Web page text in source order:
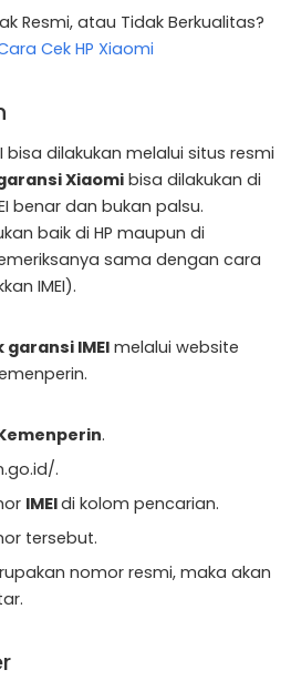
Resmi, atau Tidak Berkualitas?
Cek HP Xiaomi
bisa dilakukan melalui situs resmi
Xiaomi bisa dilakukan di
benar dan bukan palsu.
baik di HP maupun di
sama dengan cara
IMEI).
garansi IMEI melalui website
.
.
IMEIdi kolom pencarian.
tersebut.
nomor resmi, maka akan